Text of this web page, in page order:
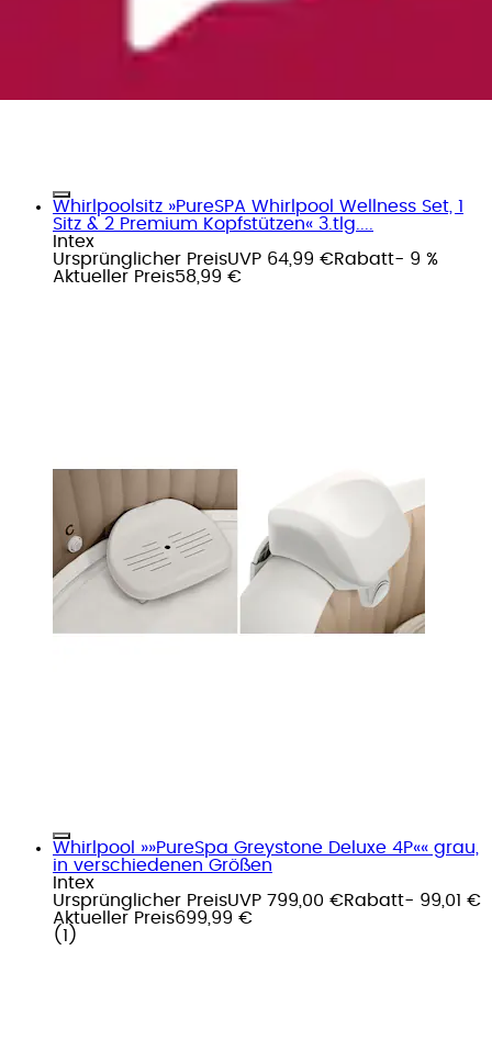
Whirlpoolsitz »PureSPA Whirlpool Wellness Set, 1
Sitz & 2 Premium Kopfstützen« 3.tlg....
Intex
Ursprünglicher PreisUVP 64,99 €Rabatt- 9 %
Aktueller Preis58,99 €
Whirlpool »»PureSpa Greystone Deluxe 4P«« grau,
in verschiedenen Größen
Intex
Ursprünglicher PreisUVP 799,00 €Rabatt- 99,01 €
Aktueller Preis699,99 €
( 1 )